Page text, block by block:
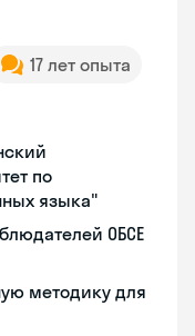
17 лет опыта
по
языка"
ОБСЕ
методику для